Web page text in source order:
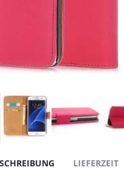
LIEFERZEIT